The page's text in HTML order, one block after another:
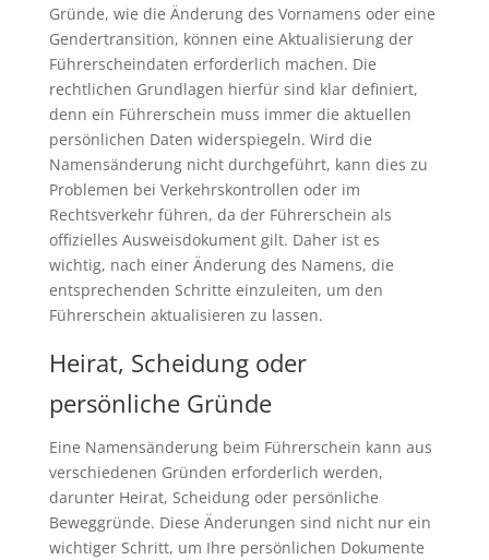
Gründe, wie die Änderung des Vornamens oder eine
Gendertransition, können eine Aktualisierung der
Führerscheindaten erforderlich machen. Die
rechtlichen Grundlagen hierfür sind klar definiert,
denn ein Führerschein muss immer die aktuellen
persönlichen Daten widerspiegeln. Wird die
Namensänderung nicht durchgeführt, kann dies zu
Problemen bei Verkehrskontrollen oder im
Rechtsverkehr führen, da der Führerschein als
offizielles Ausweisdokument gilt. Daher ist es
wichtig, nach einer Änderung des Namens, die
entsprechenden Schritte einzuleiten, um den
Führerschein aktualisieren zu lassen.
Heirat, Scheidung oder
persönliche Gründe
Eine Namensänderung beim Führerschein kann aus
verschiedenen Gründen erforderlich werden,
darunter Heirat, Scheidung oder persönliche
Beweggründe. Diese Änderungen sind nicht nur ein
wichtiger Schritt, um Ihre persönlichen Dokumente